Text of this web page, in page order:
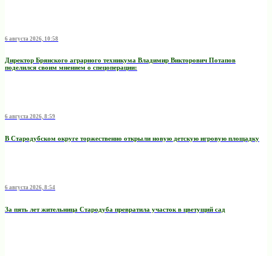
6 августа 2026, 10:58
Директор Брянского аграрного техникума Владимир Викторович Потапов
поделился своим мнением о спецоперации:
6 августа 2026, 8:59
В Стародубском округе торжественно открыли новую детскую игровую площадку
6 августа 2026, 8:54
За пять лет жительница Стародуба превратила участок в цветущий сад